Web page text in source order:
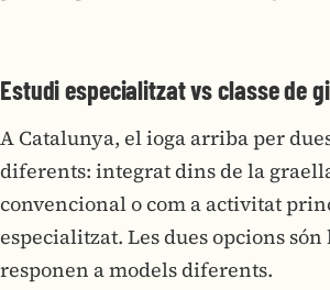
Estudi especialitzat vs classe de
A Catalunya, el ioga arriba per
diferents: integrat dins de la
convencional o com a activitat
especialitzat. Les dues opcions
responen a models diferents.